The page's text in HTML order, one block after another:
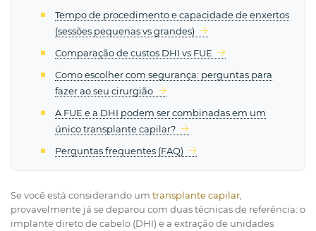
Tempo de procedimento e capacidade de enxertos
(sessões pequenas vs grandes)
Comparação de custos DHI vs FUE
Como escolher com segurança: perguntas para
fazer ao seu cirurgião
A FUE e a DHI podem ser combinadas em um
único transplante capilar?
Perguntas frequentes (FAQ)
Se você está considerando um transplante capilar,
provavelmente já se deparou com duas técnicas de referência: o
implante direto de cabelo (DHI) e a extração de unidades